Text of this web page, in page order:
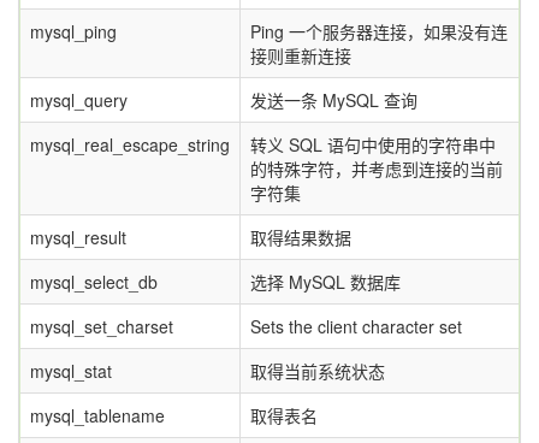
mysql_ping
Ping 一个服务器连接，如果没有连
接则重新连接
mysql_query
发送一条 MySQL 查询
mysql_real_escape_string
转义 SQL 语句中使用的字符串中
的特殊字符，并考虑到连接的当前
字符集
mysql_result
取得结果数据
mysql_select_db
选择 MySQL 数据库
mysql_set_charset
Sets the client character set
mysql_stat
取得当前系统状态
mysql_tablename
取得表名